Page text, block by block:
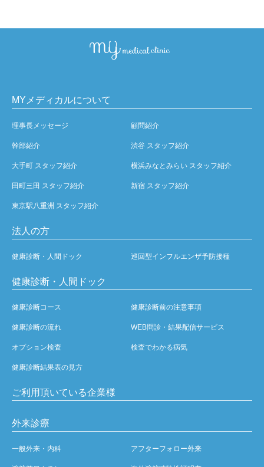
MYメディカルについて
理事長メッセージ 顧問紹介
幹部紹介 渋谷 スタッフ紹介
大手町 スタッフ紹介 横浜みなとみらい スタッフ紹介
田町三田 スタッフ紹介 新宿 スタッフ紹介
東京駅八重洲 スタッフ紹介
法人の方
健康診断・人間ドック 巡回型インフルエンザ予防接種
健康診断・人間ドック
健康診断コース 健康診断前の注意事項
健康診断の流れ WEB問診・結果配信サービス
オプション検査 検査でわかる病気
健康診断結果表の見方
ご利用頂いている企業様
外来診療
一般外来・内科 アフターフォロー外来